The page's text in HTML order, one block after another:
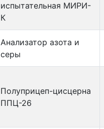
испытательная МИРИ-
К
Анализатор азота и
серы
Полуприцеп-цисцерна
ППЦ-26